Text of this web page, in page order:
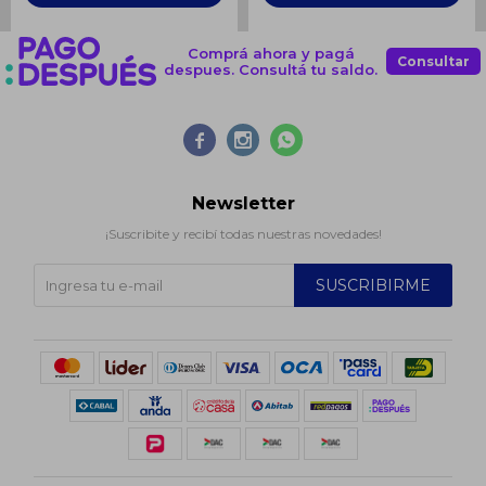
Comprá ahora y pagá
despues. Consultá tu saldo.
Consultar
  
Newsletter
¡Suscribite y recibí todas nuestras novedades!
SUSCRIBIRME